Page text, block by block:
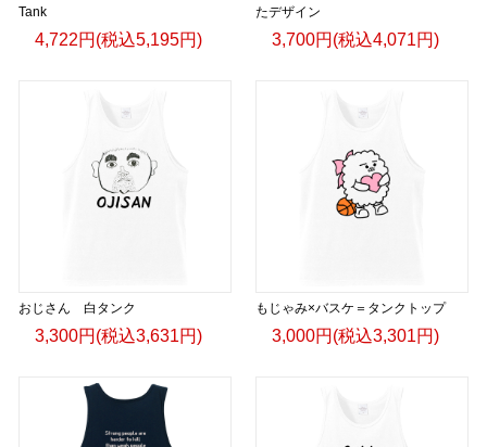
Tank
4,722円(税込5,195円)
たデザイン
3,700円(税込4,071円)
おじさん 白タンク
3,300円(税込3,631円)
もじゃみ×バスケ＝タンクトップ
3,000円(税込3,301円)